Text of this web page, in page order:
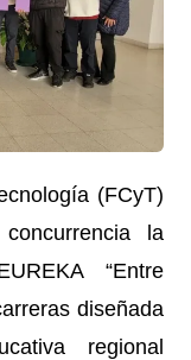
(FCyT)
la
“Entre
diseñada
regional